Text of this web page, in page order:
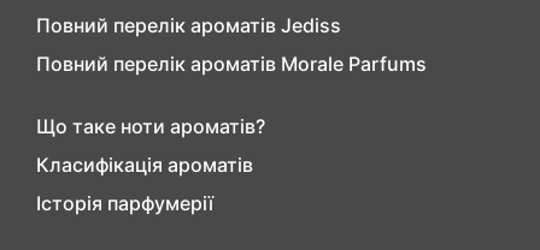
Повний перелік ароматів Jediss
Повний перелік ароматів Morale Parfums
Що таке ноти ароматів?
Класифікація ароматів
Історія парфумерії